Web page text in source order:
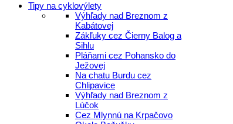
Tipy na cyklovýlety
Výhľady nad Breznom z
Kabátovej
Zákľuky cez Čierny Balog a
Sihlu
Pláňami cez Pohansko do
Ježovej
Na chatu Burdu cez
Chlipavice
Výhľady nad Breznom z
Lúčok
Cez Mlynnú na Krpačovo